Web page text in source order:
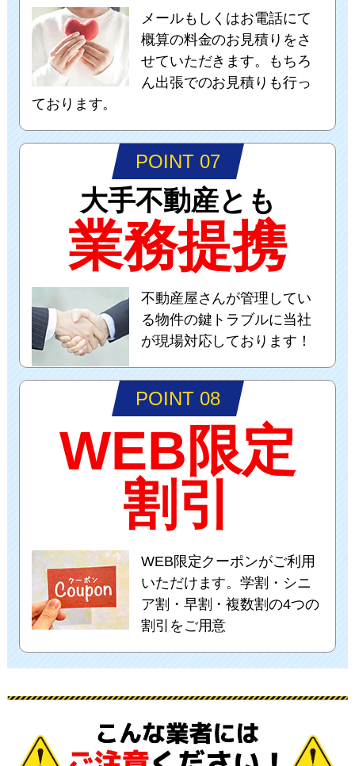
メールもしくはお電話にて
概算の料金のお見積りをさ
せていただきます。もちろ
ん出張でのお見積りも行っ
ております。
POINT 07
大手不動産とも
業務提携
不動産屋さんが管理してい
る物件の鍵トラブルに当社
が現場対応しております！
POINT 08
WEB限定
割引
WEB限定クーポンがご利用
いただけます。学割・シニ
ア割・早割・複数割の4つの
割引をご用意